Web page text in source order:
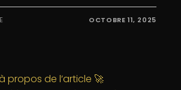
OCTOBRE 11, 2025